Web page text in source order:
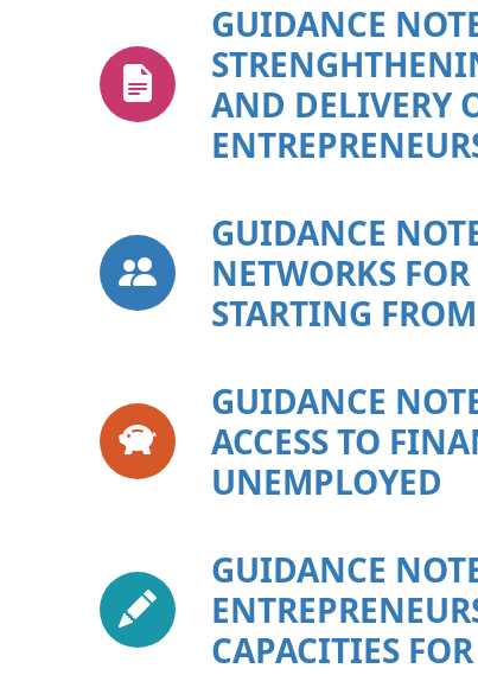
GUIDANCE
AND DELIVERY
GUIDANCE
NETWORKS
STARTING
GUIDANCE
ACCESS TO
UNEMPLOYED
GUIDANCE
CAPACITIES